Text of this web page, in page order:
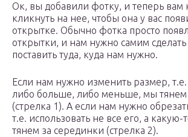
Ок, вы добавили фотку, и теперь вам
кликнуть на нее, чтобы она у вас
открытке. Обычно фотка просто
открытки, и нам нужно самим
поставить туда, куда нам нужно.
Если нам нужно изменить размер, т.е.
либо больше, либо меньше, мы тянем
(стрелка 1). А если нам нужно
т.е. использовать не все его, а какую-
тянем за серединки (стрелка 2).